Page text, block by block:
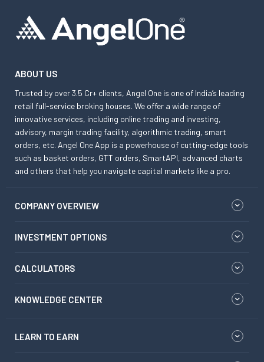
ABOUT US
Trusted by over 3.5 Cr+ clients, Angel One is one of India’s leading
retail full-service broking houses. We offer a wide range of
innovative services, including online trading and investing,
advisory, margin trading facility, algorithmic trading, smart
orders, etc. Angel One App is a powerhouse of cutting-edge tools
such as basket orders, GTT orders, SmartAPI, advanced charts
and others that help you navigate capital markets like a pro.
COMPANY OVERVIEW
INVESTMENT OPTIONS
CALCULATORS
KNOWLEDGE CENTER
LEARN TO EARN